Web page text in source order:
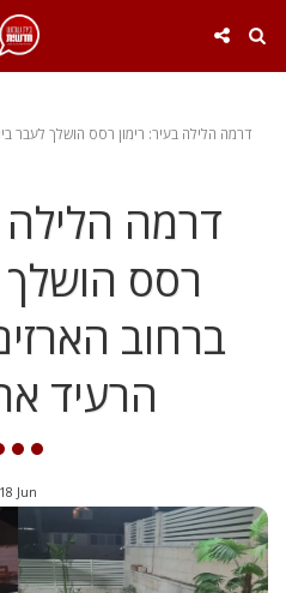
דרמה הלילה בעיר: רימון רסס הושלך לעבר
דרמה הלילה
רסס
ברחוב
הרעיד
18 Jun